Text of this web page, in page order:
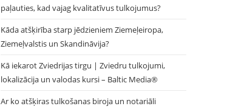
paļauties, kad vajag kvalitatīvus tulkojumus?
Kāda atšķirība starp jēdzieniem Ziemeļeiropa,
Ziemeļvalstis un Skandināvija?
Kā iekarot Zviedrijas tirgu | Zviedru tulkojumi,
lokalizācija un valodas kursi – Baltic Media®
Ar ko atšķiras tulkošanas biroja un notariāli